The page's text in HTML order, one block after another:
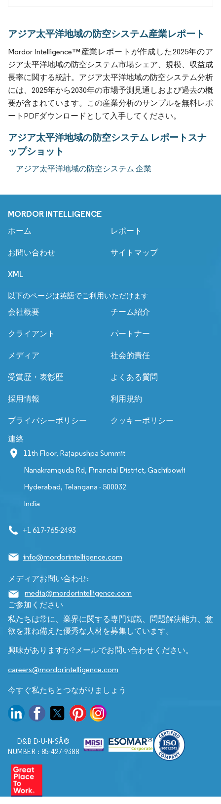
アジア太平洋地域の防空システム産業レポート
Mordor Intelligence™産業レポートが作成した2025年のア
ジア太平洋地域の防空システム市場シェア、規模、収益成
長率に関する統計。アジア太平洋地域の防空システム分析
には、2025年から2030年の市場予測見通しおよび過去の概
要が含まれています。この産業分析のサンプルを無料レポ
ートPDFダウンロードとして入手してください。
アジア太平洋地域の防空システム レポートスナ
ップショット
アジア太平洋地域の防空システム 企業
MORDOR INTELLIGENCE
ホーム レポート
お問い合わせ サイトマップ
XML
以下のページは英語でご利用いただけます
会社概要
チーム紹介
クライアント パートナー
メディア 社会的責任
受賞歴・表彰歴 よくある質問
採用情報 利用規約
プライバシーポリシー クッキーポリシー
連絡
11th Floor, Rajapushpa Summit
Nanakramguda Rd, Financial District, Gachibowli
Hyderabad, Telangana - 500032
India
+1 617-765-2493
info@mordorintelligence.com
メディアお問い合わせ:
media@mordorintelligence.com
ご参加ください
私たちは常に、業界に関する専門知識、問題解決能力、意
欲を兼ね備えた優秀な人材を募集しています。
興味がありますか?メールでお問い合わせください。
careers@mordorintelligence.com
今すぐ私たちとつながりましょう
D&B D-U-N-SÂ®
NUMBER : 85-427-9388